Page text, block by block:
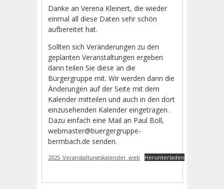
Danke an Verena Kleinert, die wieder
einmal all diese Daten sehr schön
aufbereitet hat.
Sollten sich Veränderungen zu den
geplanten Veranstaltungen ergeben
dann teilen Sie diese an die
Bürgergruppe mit. Wir werden dann die
Änderungen auf der Seite mit dem
Kalender mitteilen und auch in den dort
einzusehenden Kalender eingetragen.
Dazu einfach eine Mail an Paul Boll,
webmaster@buergergruppe-
bermbach.de senden.
2025_Veranstaltungskalender_web Herunterladen